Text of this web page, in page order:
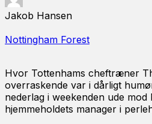
Jakob Hansen
Nottingham Forest
Hvor Tottenhams cheftræner
overraskende var i dårligt
nederlag i weekenden ude
hjemmeholdets manager i